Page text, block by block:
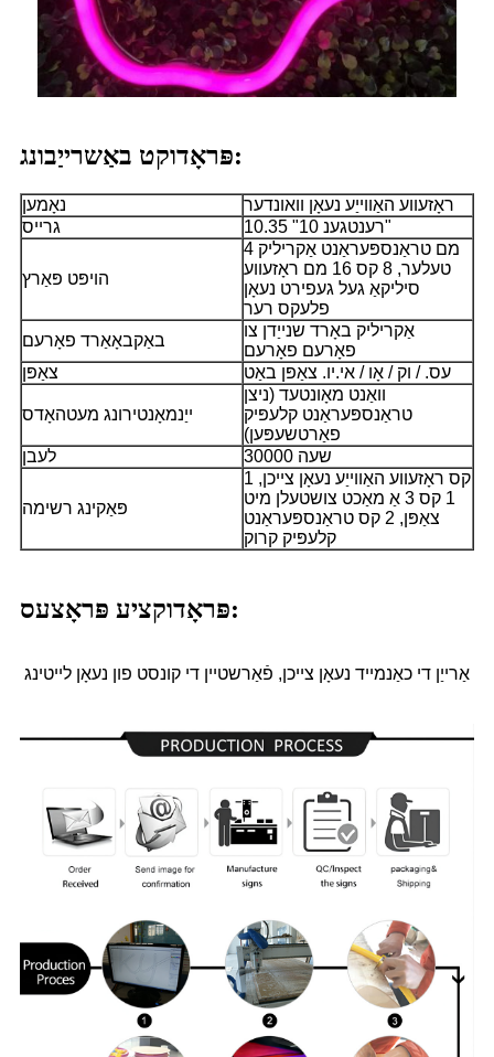
פּראָדוקט באַשרייַבונג:
נאָמען
ראָזעווע האַווייַע נעאָן וואונדער
גרייס
10.35 "רענטגענ 10"
הויפּט פּאַרץ
4 מם טראַנספּעראַנט אַקריליק
טעלער, 8 קס 16 מם ראָזעווע
סיליקאַ געל געפירט נעאָן
פלעקס רער
באַקבאָאַרד פאָרעם
אַקריליק באָרד שנייַדן צו
פאָרעם פאָרעם
צאַפּן
עס. / וק / אָו / אי.יו. צאַפּן באַט
ייַנמאָנטירונג מעטהאָדס
וואַנט מאָונטעד (ניצן
טראַנספּעראַנט קלעפּיק
פאַרטשעפּען)
לעבן
30000 שעה
פּאַקינג רשימה
1 קס ראָזעווע האַווייַע נעאָן צייכן,
1 קס 3 אַ מאַכט צושטעלן מיט
צאַפּן, 2 קס טראַנספּעראַנט
קלעפּיק קרוק
פּראָדוקציע פּראָצעס:
אַרייַן די כאַנמייד נעאָן צייכן, פֿאַרשטיין די קונסט פון נעאָן לייטינג